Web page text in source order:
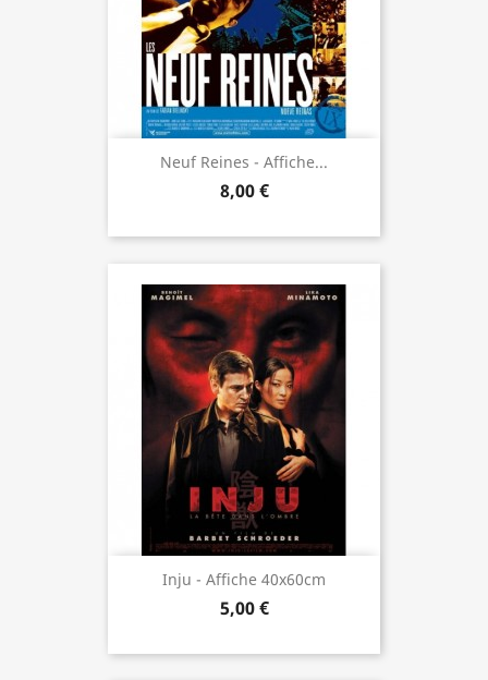
Neuf Reines - Affiche...
8,00 €
Inju - Affiche 40x60cm
5,00 €